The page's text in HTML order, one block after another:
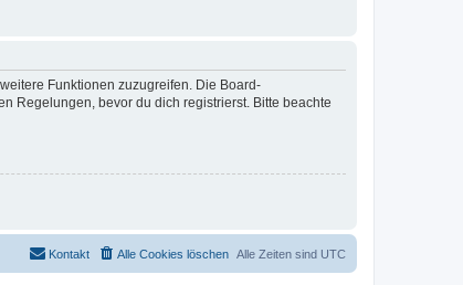
Funktionen zuzugreifen. Die Board-
Regelungen, bevor du dich registrierst. Bitte beachte
Alle Zeiten sind UTC
Alle Cookies löschen
Kontakt